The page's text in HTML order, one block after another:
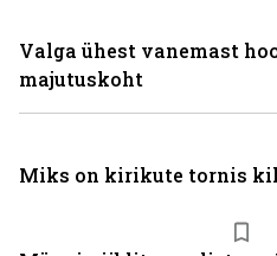
Valga ühest vanemast
majutuskoht
Miks on kirikute tornis